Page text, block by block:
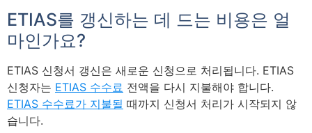
ETIAS를 갱신하는 데 드는 비용은 얼
마인가요?
ETIAS 신청서 갱신은 새로운 신청으로 처리됩니다. ETIAS
신청자는 ETIAS 수수료 전액을 다시 지불해야 합니다.
ETIAS 수수료가 지불될 때까지 신청서 처리가 시작되지 않
습니다.